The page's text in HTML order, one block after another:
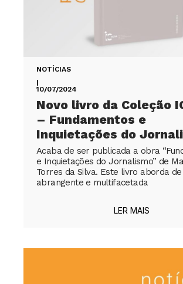
NOTÍCIAS
|
10/07/2024
Novo livro da Coleção
– Fundamentos e
Inquietações do
Acaba de ser publicada a obra
e Inquietações do Jornalismo” de
Torres da Silva. Este livro aborda
abrangente e multifacetada
LER MAIS